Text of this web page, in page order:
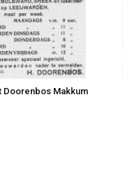
Doorenbos Makkum